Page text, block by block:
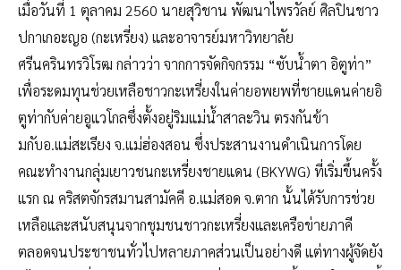
เมื่อวันที่ 1 ตุลาคม 2560 นายสุวิชาน พัฒนาไพรวัลย์ ศิลปินชาว
ปกาเกอะญอ (กะเหรี่ยง) และอาจารย์มหาวิทยาลัย
ศรีนครินทรวิโรฒ กล่าวว่า จากการจัดกิจกรรม “ซับน้ำตา อิตูท่า”
เพื่อระดมทุนช่วยเหลือชาวกะเหรี่ยงในค่ายอพยพที่ชายแดนค่ายอิ
ตูท่ากับค่ายอูแวโกลซึ่งตั้งอยู่ริมแม่น้ำสาละวิน ตรงกันข้า
มกับอ.แม่สะเรียง จ.แม่ฮ่องสอน ซึ่งประสานงานดำเนินการโดย
คณะทำงานกลุ่มเยาวชนกะเหรี่ยงชายแดน (BKYWG) ที่เริ่มขึ้นครั้ง
แรก ณ คริสตจักรสมานสามัคคี อ.แม่สอด จ.ตาก นั้นได้รับการช่วย
เหลือและสนับสนุนจากชุมชนชาวกะเหรี่ยงและเครือข่ายภาคี
ตลอดจนประชาชนทั่วไปหลายภาคส่วนเป็นอย่างดี แต่ทางผู้จัดยัง